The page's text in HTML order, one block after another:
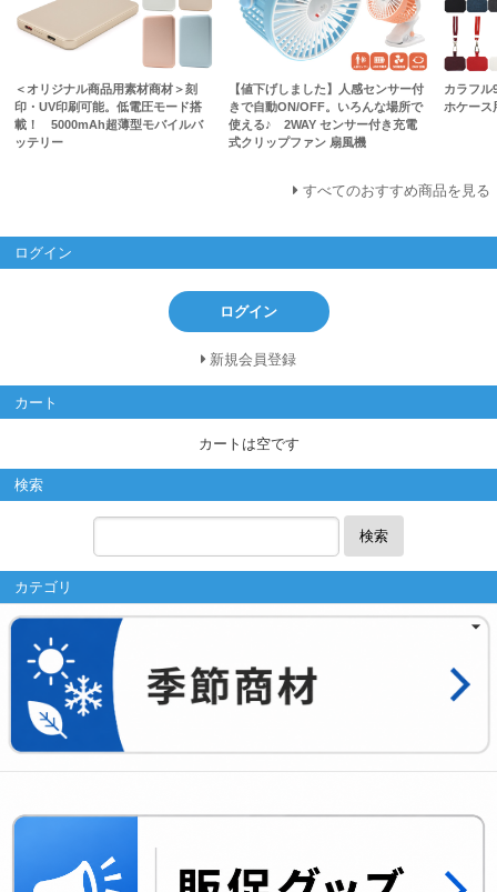
＜オリジナル商品用素材商材＞刻
印・UV印刷可能。低電圧モード搭
載！ 5000mAh超薄型モバイルバ
ッテリー
【値下げしました】人感センサー付
きで自動ON/OFF。いろんな場所で
使える♪ 2WAY センサー付き充電
式クリップファン 扇風機
カラフ
ホケース
すべてのおすすめ商品を見る
ログイン
ログイン
新規会員登録
カート
カートは空です
検索
検索
カテゴリ